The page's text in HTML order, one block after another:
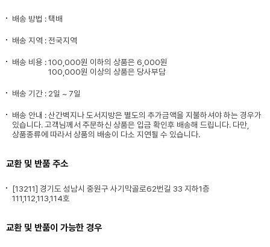
배송 방법 : 택배
배송 지역 : 전국지역
배송 비용 :100,000원 이하의 상품은 6,000원
100,000원 이상의 상품은 당사부담
배송 기간 : 2일 ~ 7일
배송 안내 : 산간벽지나 도서지방은 별도의 추가금액을 지불하셔야 하는 경우가
있습니다. 고객님께서 주문하신 상품은 입금 확인후 배송해 드립니다. 다만,
상품종류에 따라서 상품의 배송이 다소 지연될 수 있습니다.
교환 및 반품 주소
[13211] 경기도 성남시 중원구 사기막골로62번길 33 지하1층
111,112,113,114호
교환 및 반품이 가능한 경우